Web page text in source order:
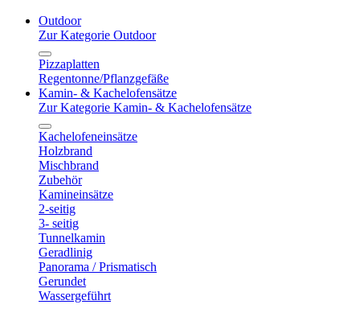
Outdoor
Zur Kategorie Outdoor
Pizzaplatten
Regentonne/Pflanzgefäße
Kamin- & Kachelofensätze
Zur Kategorie Kamin- & Kachelofensätze
Kachelofeneinsätze
Holzbrand
Mischbrand
Zubehör
Kamineinsätze
2-seitig
3- seitig
Tunnelkamin
Geradlinig
Panorama / Prismatisch
Gerundet
Wassergeführt